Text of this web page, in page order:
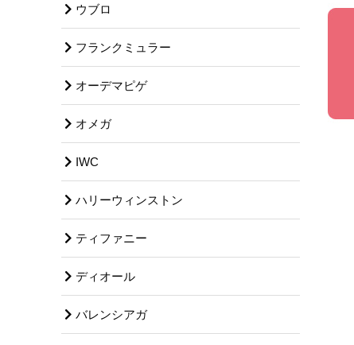
ウブロ
フランクミュラー
オーデマピゲ
オメガ
IWC
ハリーウィンストン
ティファニー
ディオール
バレンシアガ